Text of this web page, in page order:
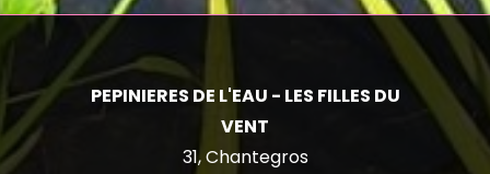
PEPINIERES DE L'EAU - LES FILLES DU
VENT
31, Chantegros